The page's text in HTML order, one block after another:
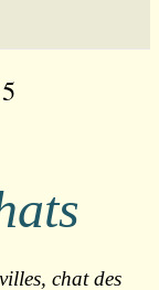
chat des